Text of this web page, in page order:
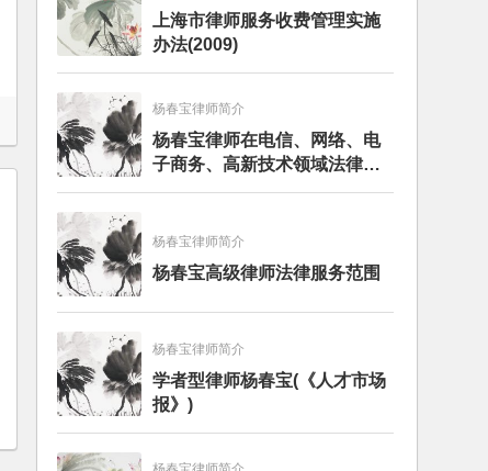
上海市律师服务收费管理实施
办法(2009)
杨春宝律师简介
杨春宝律师在电信、网络、电
子商务、高新技术领域法律服
务经验
杨春宝律师简介
杨春宝高级律师法律服务范围
杨春宝律师简介
学者型律师杨春宝(《人才市场
报》)